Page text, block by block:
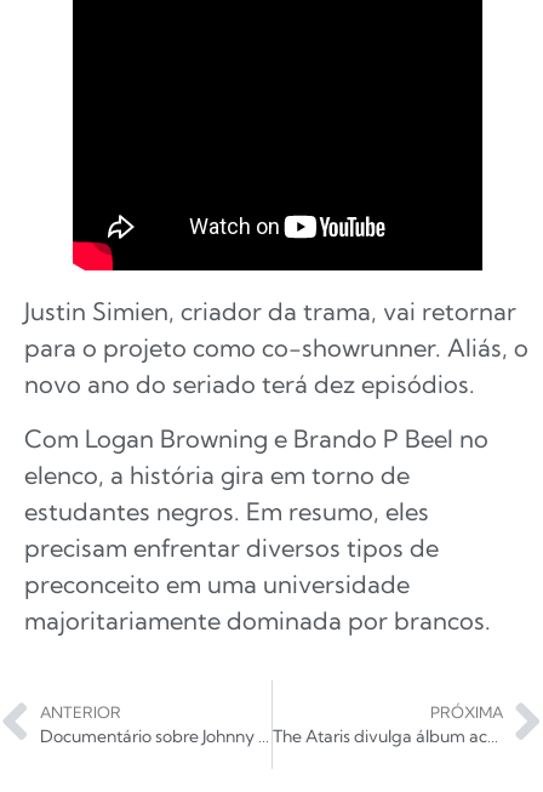
Justin Simien, criador da trama, vai retornar
para o projeto como co-showrunner. Aliás, o
novo ano do seriado terá dez episódios.
Com Logan Browning e Brando P Beel no
elenco, a história gira em torno de
estudantes negros. Em resumo, eles
precisam enfrentar diversos tipos de
preconceito em uma universidade
majoritariamente dominada por brancos.
ANTERIOR PRÓXIMA
The Ataris divulga álbum acústico depois de 12 anos